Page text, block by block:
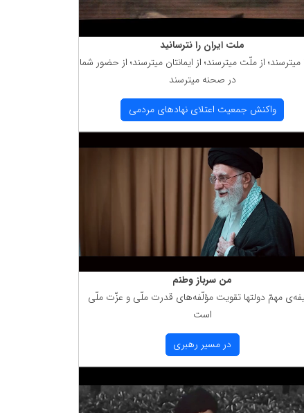
ملت ایران را نترسانید
میترسند؛ از ملّت میترسند؛ از ایمانتان میترسند؛ از حضور شما
در صحنه میترسند
واكنش جمعیت اعتلای نهادهای مردمی
من سرباز وطنم
مهمّ دولتها تقویت مؤلّفه‌های قدرت ملّی و عزّت ملّی
است
در مسیر رهبری